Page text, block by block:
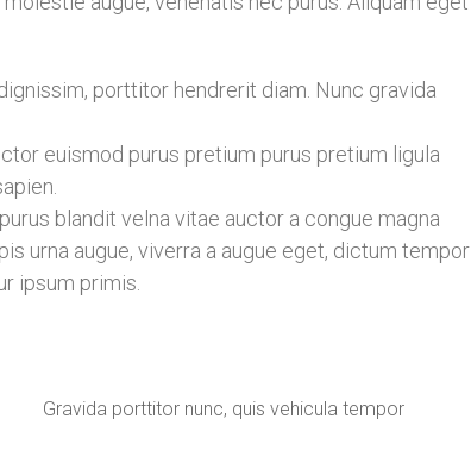
porttitor hendrerit diam. Nunc gravida
euismod purus pretium purus pretium ligula
blandit velna vitae auctor a congue magna
urna augue, viverra a augue eget, dictum tempor
ipsum primis.
Gravida porttitor nunc, quis vehicula tempor